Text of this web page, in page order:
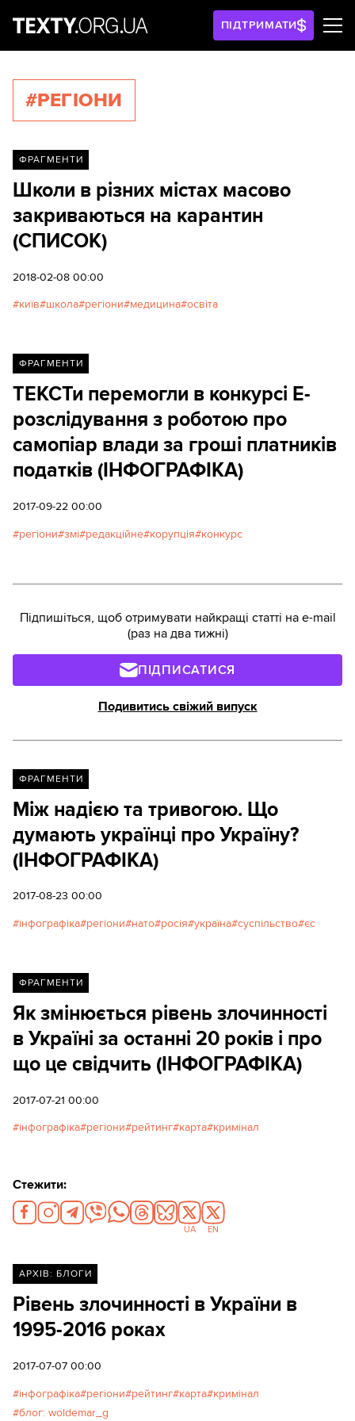
ПІДТРИМАТИ
#РЕГІОНИ
ФРАГМЕНТИ
Школи в різних містах масово
закриваються на карантин
(СПИСОК)
2018-02-08 00:00
київ школа регіони медицина освіта
ФРАГМЕНТИ
ТЕКСТи перемогли в конкурсі Е-
розслідування з роботою про
самопіар влади за гроші платників
податків (ІНФОГРАФІКА)
2017-09-22 00:00
регіони змі редакційне корупція конкурс
Підпишіться, щоб отримувати найкращі статті на e-mail
(раз на два тижні)
ПІДПИСАТИСЯ
Подивитись свіжий випуск
ФРАГМЕНТИ
Між надією та тривогою. Що
думають українці про Україну?
(ІНФОГРАФІКА)
2017-08-23 00:00
інфографіка регіони нато росія україна суспільство єс
ФРАГМЕНТИ
Як змінюється рівень злочинності
в Україні за останні 20 років і про
що це свідчить (ІНФОГРАФІКА)
2017-07-21 00:00
інфографіка регіони рейтинг карта кримінал
Стежити:
UA EN
АРХІВ: БЛОГИ
Рівень злочинності в України в
1995-2016 роках
2017-07-07 00:00
інфографіка регіони рейтинг карта кримінал
блог: woldemar_g